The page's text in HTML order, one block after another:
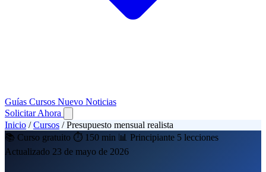
Guías Cursos Nuevo Noticias
Solicitar Ahora
Inicio / Cursos / Presupuesto mensual realista
📚 Curso gratuito ⏱️ 150 min 📊 Principiante 5 lecciones
Actualizado 23 de mayo de 2026